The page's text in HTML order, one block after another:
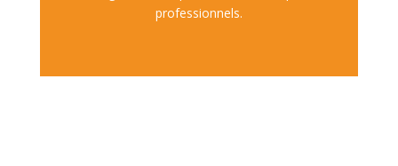
professionnels.